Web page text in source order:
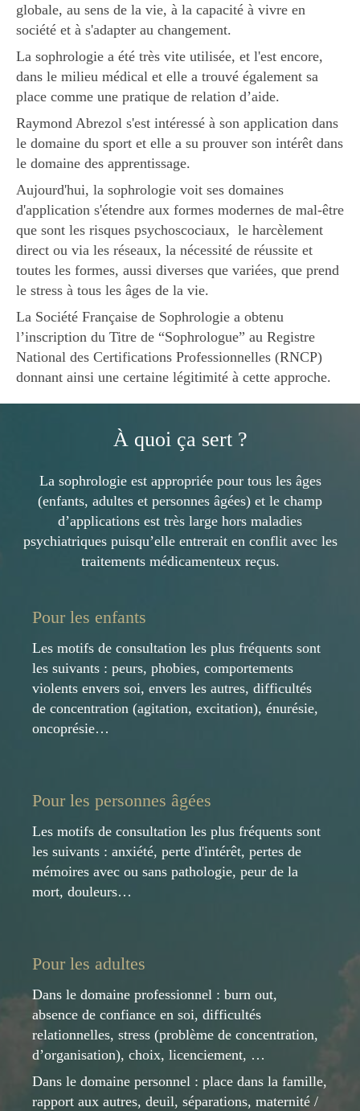
globale, au sens de la vie, à la capacité à vivre en
société et à s'adapter au changement.
La sophrologie a été très vite utilisée, et l'est encore,
dans le milieu médical et elle a trouvé également sa
place comme une pratique de relation d’aide.
Raymond Abrezol s'est intéressé à son application dans
le domaine du sport et elle a su prouver son intérêt dans
le domaine des apprentissage.
Aujourd'hui, la sophrologie voit ses domaines
d'application s'étendre aux formes modernes de mal-être
que sont les risques psychoscociaux, le harcèlement
direct ou via les réseaux, la nécessité de réussite et
toutes les formes, aussi diverses que variées, que prend
le stress à tous les âges de la vie.
La Société Française de Sophrologie a obtenu
l’inscription du Titre de “Sophrologue” au Registre
National des Certifications Professionnelles (RNCP)
donnant ainsi une certaine légitimité à cette approche.
À quoi ça sert ?
La sophrologie est appropriée pour tous les âges
(enfants, adultes et personnes âgées) et le champ
d’applications est très large hors maladies
psychiatriques puisqu’elle entrerait en conflit avec les
traitements médicamenteux reçus.
Pour les enfants
Les motifs de consultation les plus fréquents sont
les suivants : peurs, phobies, comportements
violents envers soi, envers les autres, difficultés
de concentration (agitation, excitation), énurésie,
oncoprésie…
Pour les personnes âgées
Les motifs de consultation les plus fréquents sont
les suivants : anxiété, perte d'intérêt, pertes de
mémoires avec ou sans pathologie, peur de la
mort, douleurs…
Pour les adultes
Dans le domaine professionnel : burn out,
absence de confiance en soi, difficultés
relationnelles, stress (problème de concentration,
d’organisation), choix, licenciement, …
Dans le domaine personnel : place dans la famille,
rapport aux autres, deuil, séparations, maternité /